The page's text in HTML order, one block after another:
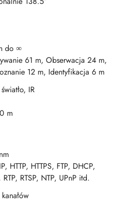
do ∞
61 m, Obserwacja 24 m,
12 m, Identyfikacja 6 m
IR
m
HTTP, HTTPS, FTP, DHCP,
RTSP, NTP, UPnP itd.